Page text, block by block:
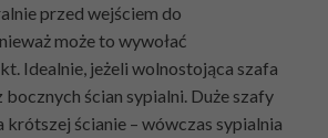
przed wejściem do
może to wywołać
Idealnie, jeżeli wolnostojąca szafa
bocznych ścian sypialni. Duże szafy
krótszej ścianie – wówczas sypialnia